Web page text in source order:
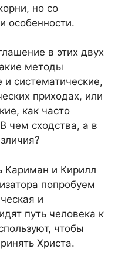
но со
особенности.
в этих двух
методы
систематические,
приходах, или
как часто
чем сходства, а в
Кариман и Кирилл
попробуем
и
путь человека к
чтобы
Христа.